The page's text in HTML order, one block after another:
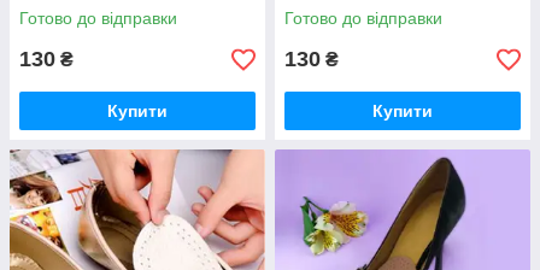
Готово до відправки
130 ₴
Купити
Готово до відправки
130 ₴
Купити